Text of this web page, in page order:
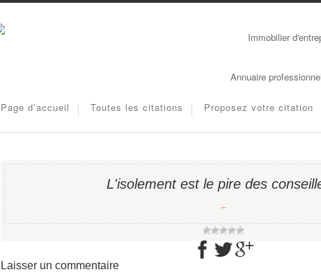
Immobilier
Annuaire
Page d’accueil Toutes les citations Proposez votre citation
L'isolement est le pire des
−
Laisser un commentaire